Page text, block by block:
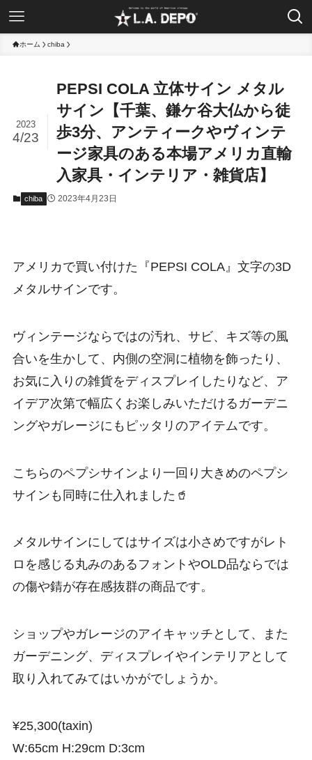
ホーム chiba
PEPSI COLA 立体サイン メタル
サイン【千葉、鎌ケ谷大仏から徒
歩3分、アンティークやヴィンテ
ージ家具のある本場アメリカ直輸
入家具・インテリア・雑貨店】
2023
4/23
chiba 2023年4月23日
アメリカで買い付けた『PEPSI COLA』文字の3D
メタルサインです。
ヴィンテージならではの汚れ、サビ、キズ等の風
合いを生かして、内側の空洞に植物を飾ったり、
お気に入りの雑貨をディスプレイしたりなど、ア
イデア次第で幅広くお楽しみいただけるガーデニ
ングやガレージにもピッタリのアイテムです。
こちらのペプシサインより一回り大きめのペプシ
サインも同時に仕入れました🥤
メタルサインにしてはサイズは小さめですがレト
ロを感じる丸みのあるフォントやOLD品ならでは
の傷や錆が存在感抜群の商品です。
ショップやガレージのアイキャッチとして、また
ガーデニング、ディスプレイやインテリアとして
取り入れてみてはいかがでしょうか。
¥25,300(taxin)
W:65cm H:29cm D:3cm